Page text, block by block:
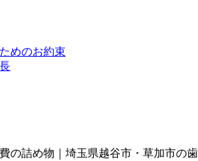
めのお約束
の詰め物｜埼玉県越谷市・草加市の歯